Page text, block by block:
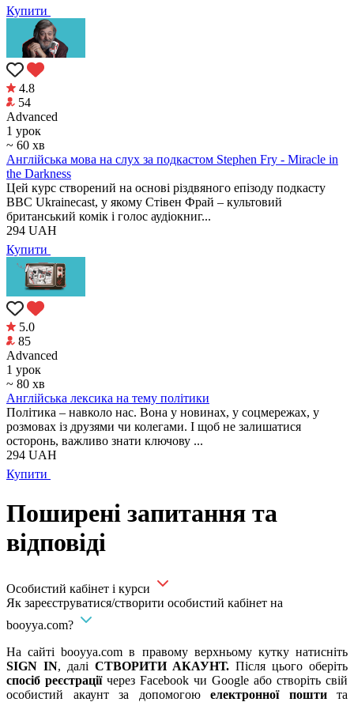
Купити
4.8
54
Аdvanced
1 урок
~ 60 хв
Англійська мова на слух за подкастом Stephen Fry - Miracle in
the Darkness
Цей курс створений на основі різдвяного епізоду подкасту
BBC Ukrainecast, у якому Стівен Фрай – культовий
британський комік і голос аудіокниг...
294 UAH
Купити
5.0
85
Аdvanced
1 урок
~ 80 хв
Англійська лексика на тему політики
Політика – навколо нас. Вона у новинах, у соцмережах, у
розмовах із друзями чи колегами. І щоб не залишатися
осторонь, важливо знати ключову ...
294 UAH
Купити
Поширені запитання та
відповіді
Особистий кабінет і курси
Як зареєструватися/створити особистий кабінет на
booyya.com?
На сайті booyya.com в правому верхньому кутку натисніть
SIGN IN, далі СТВОРИТИ АКАУНТ.Після цього оберіть
спосіб реєстраціїчерез Facebook чи Google або створіть свій
особистий акаунт за допомогоюелектронної поштита